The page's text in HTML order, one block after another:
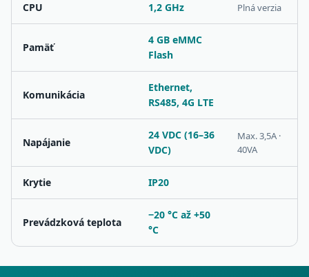
CPU 1,2 GHz Plná verzia
Pamäť
4 GB eMMC
Flash
Komunikácia
Ethernet,
RS485, 4G LTE
Napájanie
24 VDC (16–36
VDC)
Max. 3,5A ·
40VA
Krytie IP20
Prevádzková teplota
−20 °C až +50
°C